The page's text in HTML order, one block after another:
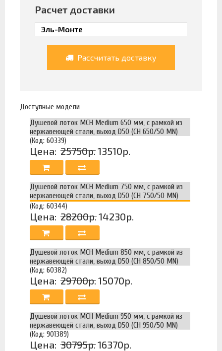
Расчет доставки
Рассчитать доставку
Доступные модели
Душевой лоток MCH Medium 650 мм, с рамкой из
нержавеющей стали, выход D50 (CH 650/50 MN)
(Код: 60339)
Цена: 25750р.13510р.
Душевой лоток MCH Medium 750 мм, с рамкой из
нержавеющей стали, выход D50 (CH 750/50 MN)
(Код: 60344)
Цена: 28200р.14230р.
Душевой лоток MCH Medium 850 мм, с рамкой из
нержавеющей стали, выход D50 (CH 850/50 MN)
(Код: 60382)
Цена: 29700р.15070р.
Душевой лоток MCH Medium 950 мм, с рамкой из
нержавеющей стали, выход D50 (CH 950/50 MN)
(Код: 901389)
Цена: 30795р.16370р.